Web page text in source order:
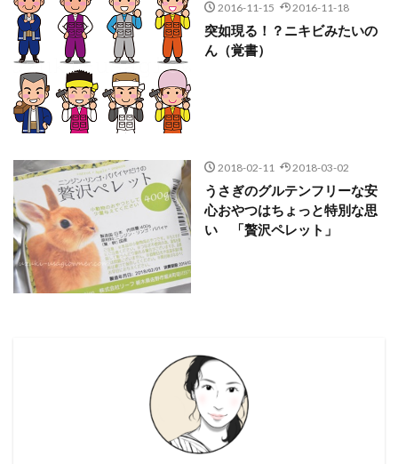
2016-11-15 2016-11-18
突如現る！？ニキビみたいの
ん（覚書）
2018-02-11 2018-03-02
うさぎのグルテンフリーな安
心おやつはちょっと特別な思
い 「贅沢ペレット」